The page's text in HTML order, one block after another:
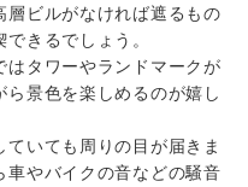
層ビルがなければ遮るもの
きるでしょう。
はタワーやランドマークが
ら景色を楽しめるのが嬉し
いても周りの目が届きま
車やバイクの音などの騒音